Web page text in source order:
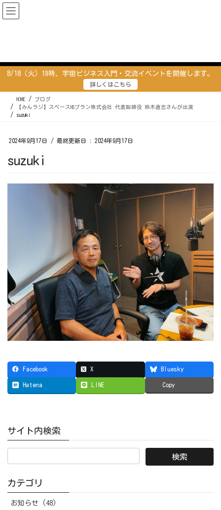
コ
ン
移
ナ
ビ
ン
8/18（火）19時、宇宙ビジネス入門・交流イベントを開催します。
詳しくはこちら
HOME
ブログ
【みんラジ】スペースNSプラン株式会社 代表取締役 鈴木直志さんが出演
suzuki
2024年9月17日 / 最終更新日 : 2024年9月17日
suzuki
Facebook X Bluesky
Hatena LINE Copy
サイト内検索
カテゴリ
お知らせ (48)